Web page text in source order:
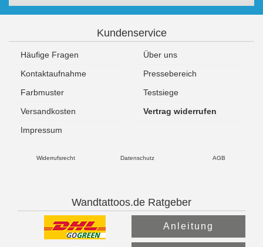
Kundenservice
Häufige Fragen
Über uns
Kontaktaufnahme
Pressebereich
Farbmuster
Testsiege
Versandkosten
Vertrag widerrufen
Impressum
Widerrufsrecht Datenschutz AGB
Wandtattoos.de Ratgeber
Anleitung